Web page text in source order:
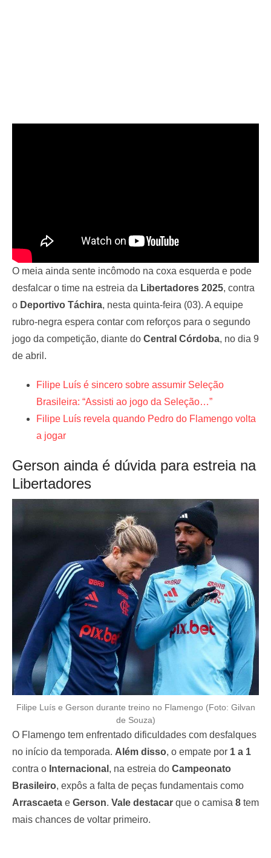
O meia ainda sente incômodo na coxa esquerda e pode
desfalcar o time na estreia da Libertadores 2025, contra
o Deportivo Táchira, nesta quinta-feira (03). A equipe
rubro-negra espera contar com reforços para o segundo
jogo da competição, diante do Central Córdoba, no dia 9
de abril.
Filipe Luís é sincero sobre assumir Seleção
Brasileira: “Assisti ao jogo da Seleção…”
Filipe Luís revela quando Pedro do Flamengo volta
a jogar
Gerson ainda é dúvida para estreia na
Libertadores
Filipe Luís e Gerson durante treino no Flamengo (Foto: Gilvan
de Souza)
O Flamengo tem enfrentado dificuldades com desfalques
no início da temporada. Além disso, o empate por 1 a 1
contra o Internacional , na estreia do Campeonato
Brasileiro, expôs a falta de peças fundamentais como
Arrascaeta e Gerson. Vale destacar que o camisa 8 tem
mais chances de voltar primeiro.